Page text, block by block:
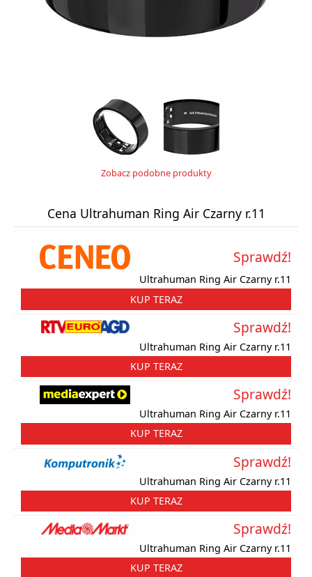
Zobacz podobne produkty
Cena Ultrahuman Ring Air Czarny r.11
Ultrahuman Ring Air Czarny r.11
Sprawdź!
KUP TERAZ
Ultrahuman Ring Air Czarny r.11
Sprawdź!
KUP TERAZ
Ultrahuman Ring Air Czarny r.11
Sprawdź!
KUP TERAZ
Ultrahuman Ring Air Czarny r.11
Sprawdź!
KUP TERAZ
Ultrahuman Ring Air Czarny r.11
Sprawdź!
KUP TERAZ